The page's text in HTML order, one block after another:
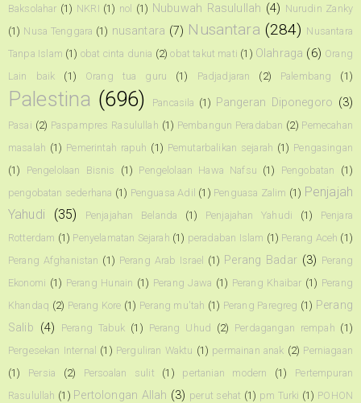
Baksolahar (1) NKRI (1) nol (1) Nubuwah Rasulullah (4) Nurudin Zanky
(1) Nusa Tenggara (1) nusantara (7) Nusantara (284) Nusantara
Tanpa Islam (1) obat cinta dunia (2) obat takut mati (1) Olahraga (6) Orang
Lain baik
(1) Orang tua guru (1) Padjadjaran (2) Palembang (1)
Palestina (696) Pancasila (1) Pangeran Diponegoro (3)
Pasai (2) Paspampres Rasulullah (1) Pembangun Peradaban (2) Pemecahan
masalah (1) Pemerintah rapuh (1) Pemutarbalikan sejarah (1) Pengasingan
(1)
Pengelolaan Bisnis (1) Pengelolaan Hawa Nafsu (1) Pengobatan
(1)
pengobatan sederhana (1) Penguasa Adil (1) Penguasa Zalim (1) Penjajah
Yahudi
(35) Penjajahan Belanda (1) Penjajahan Yahudi (1)
Penjara
Rotterdam (1) Penyelamatan Sejarah (1) peradaban Islam (1) Perang Aceh (1)
Perang Afghanistan (1) Perang Arab Israel (1) Perang Badar (3) Perang
Ekonomi (1) Perang Hunain (1) Perang Jawa (1) Perang Khaibar (1) Perang
Khandaq (2) Perang Kore (1) Perang mu'tah (1) Perang Paregreg (1) Perang
Salib (4) Perang Tabuk (1) Perang Uhud (2) Perdagangan rempah (1)
Pergesekan Internal (1) Perguliran Waktu (1) permainan anak (2) Perniagaan
(1)
Persia (2) Persoalan sulit (1) pertanian modern (1)
Pertempuran
Rasulullah (1) Pertolongan Allah (3) perut sehat (1) pm Turki (1) POHON